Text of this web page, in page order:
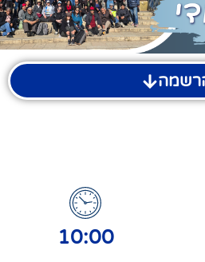
10:00